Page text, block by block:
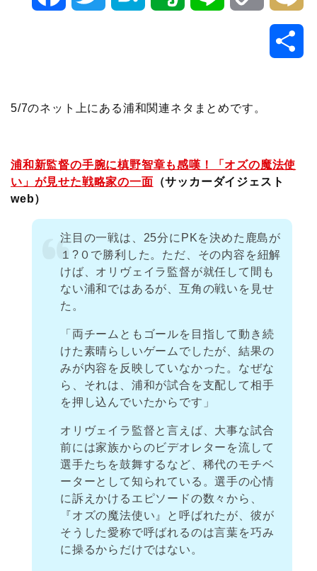
o
k
e a o
e
o
i
k
5/7のネット上にある浦和関連ネタまとめです。
浦和新監督の手腕に槙野智章も感嘆！「オズの魔法使
い」が見せた戦略家の一面 （サッカーダイジェスト
web）
注目の一戦は、25分にPKを決めた鹿島が
１?０で勝利した。ただ、その内容を紐解
けば、オリヴェイラ監督が就任して間も
ない浦和ではあるが、互角の戦いを見せ
た。
「両チームともゴールを目指して動き続
けた素晴らしいゲームでしたが、結果の
みが内容を反映していなかった。なぜな
ら、それは、浦和が試合を支配して相手
を押し込んでいたからです」
オリヴェイラ監督と言えば、大事な試合
前には家族からのビデオレターを流して
選手たちを鼓舞するなど、稀代のモチベ
ーターとして知られている。選手の心情
に訴えかけるエピソードの数々から、
『オズの魔法使い』と呼ばれたが、彼が
そうした愛称で呼ばれるのは言葉を巧み
に操るからだけではない。